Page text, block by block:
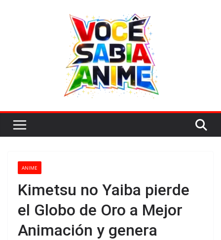
ANIME
Kimetsu no Yaiba pierde
el Globo de Oro a Mejor
Animación y genera